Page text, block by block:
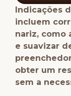
Indicações
incluem
nariz, como
e suavizar
obter um
sem a